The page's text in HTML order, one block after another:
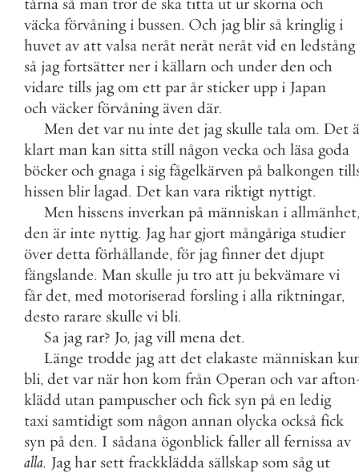
väcka förvåning i bussen. Och jag blir så kringlig i
huvet av att valsa neråt neråt neråt vid en ledstång
så jag fortsätter ner i källarn och under den och
vidare tills jag om ett par år sticker upp i Japan
och väcker förvåning även där.
Men det var nu inte det jag skulle tala om. Det
klart man kan sitta still någon vecka och läsa goda
böcker och gnaga i sig fågelkärven på balkongen
hissen blir lagad. Det kan vara riktigt nyttigt.
Men hissens inverkan på människan i allmänhet,
den är inte nyttig. Jag har gjort mångåriga studier
över detta förhållande, för jag finner det djupt
fängslande. Man skulle ju tro att ju bekvämare vi
får det, med motoriserad forsling i alla riktningar,
desto rarare skulle vi bli.
Sa jag rar? Jo, jag vill mena det.
Länge trodde jag att det elakaste människan
bli, det var när hon kom från Operan och var afton
klädd utan pampuscher och fick syn på en ledig
taxi samtidigt som någon annan olycka också fick
syn på den. I sådana ögonblick faller all fernissa av
alla. Jag har sett frackklädda sällskap som såg ut